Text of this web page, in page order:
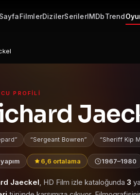
FilmlerDizilerSerilerIMDbTrend
PROFILI
Sergeant Bowren Sheriff Kip
6,6 ortalama 1967–1980
Jaeckel, HD Film izle kataloğunda 3